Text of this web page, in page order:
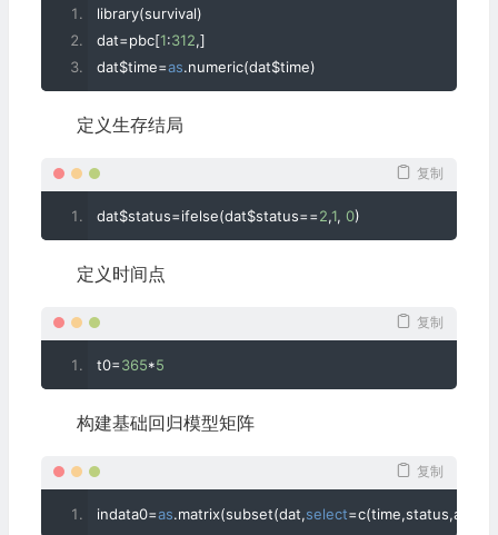
##     [0,0.2)         7         0       0               0
##     [0.2,0.4)       0         8       0               0
##     [0.4,1]         0         2      71               3
##
##
##              Updated Model
## Initial Model [0,0.2) [0.2,0.4) [0.4,1]  % reclassified
##     [0.2,0.4)       3        30       0               9
##     [0.4,1]         0         2      84               2
##  _________________________________________
##
##  NRI(Categorical) [95% CI]: -0.0227 [ -0.0683 -
##  NRI(Continuous) [95% CI]: 0.0391 [ -0.2238 -
library(survival)
dat=pbc[1:312,]
dat$time=as.numeric(dat$time)
定义生存结局
复制
dat$status=ifelse(dat$status==2,1, 0)
定义时间点
复制
t0=365*5
构建基础回归模型矩阵
复制
indata0=as.matrix(subset(dat,select=c(time,status,age